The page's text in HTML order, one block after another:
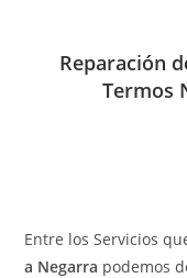
Reparación
Termos
Entre los Servicios
a Negarra podemos